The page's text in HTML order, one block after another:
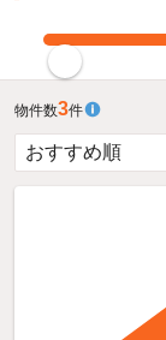
物件数3件